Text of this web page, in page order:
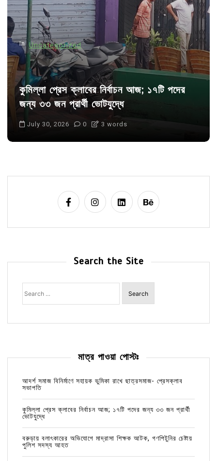
i
o
n
In Uncategorized
কুমিল্লা প্রেস ক্লাবের নির্বাচন আজ; ১৭টি পদের
জন্য ৩৩ জন প্রার্থী ভোটযুদ্ধে
July 30, 2026 0 3 words
Search the Site
Search
for:
মাত্র পাওয়া পোস্টঃ
আদর্শ সমাজ বিনির্মাণে সহায়ক ভুমিকা রাখে ছাত্রসমাজ- প্রেসক্লাব
সভাপতি
কুমিল্লা প্রেস ক্লাবের নির্বাচন আজ; ১৭টি পদের জন্য ৩৩ জন প্রার্থী
ভোটযুদ্ধে
বরুড়ায় বলাৎকারের অভিযোগে মাদ্রাসা শিক্ষক আটক, গণপিটুনির চেষ্টায়
পুলিশ সদস্য আহত